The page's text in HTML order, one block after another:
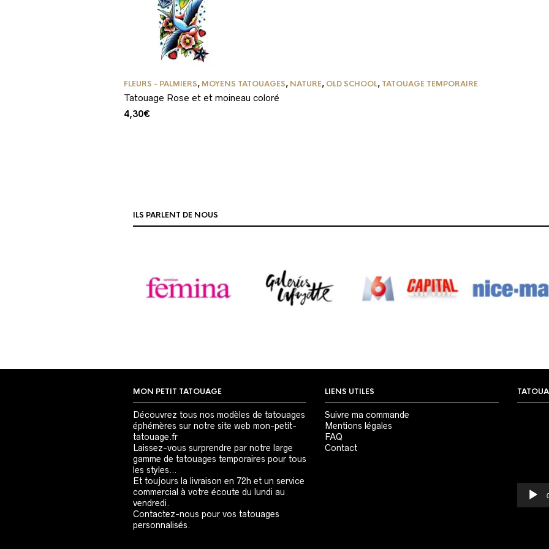
FLEURS - PALMIERS, MOYENS TATOUAGES, NATURE, OLD SCHOOL, TATOUAGE TEMPORAIRE
Tatouage Rose et et moineau coloré
4,30€
ILS PARLENT DE NOUS
MON PETIT TATOUAGE
Découvrez tous nos modèles de tatouages
éphémères sur notre site web mon-petit-
tatouage.fr
Laissez-vous surprendre par notre large
gamme de tatouages temporaires pour tous
les styles…
Et toujours la livraison en 72h et un service
commercial à votre écoute du lundi au
vendredi.
Contactez-nous pour vos tatouages
personnalisés.
LIENS UTILES
Suivre ma commande
Mentions légales
FAQ
Contact